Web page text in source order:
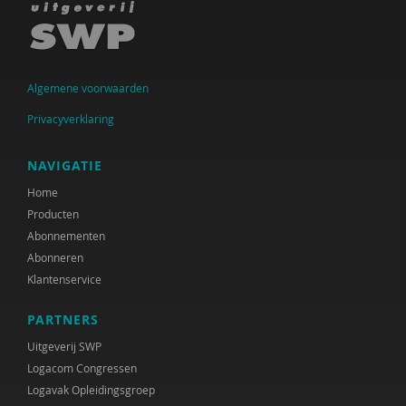
Algemene voorwaarden
Privacyverklaring
NAVIGATIE
Home
Producten
Abonnementen
Abonneren
Klantenservice
PARTNERS
Uitgeverij SWP
Logacom Congressen
Logavak Opleidingsgroep